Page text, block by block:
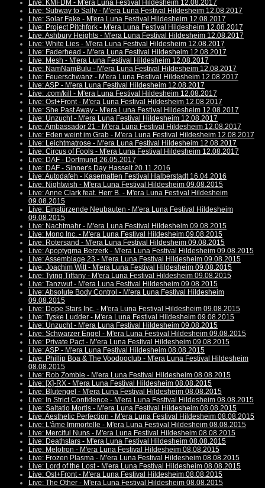
Live: KMFDM - M'era Luna Festival Hildesheim 12.08.2017
Live: Subway to Sally - M'era Luna Festival Hildesheim 12.08.2017
Live: Solar Fake - M'era Luna Festival Hildesheim 12.08.2017
Live: Project Pitchfork - M'era Luna Festival Hildesheim 12.08.2017
Live: Ashbury Heights - M'era Luna Festival Hildesheim 12.08.2017
Live: White Lies - M'era Luna Festival Hildesheim 12.08.2017
Live: Faderhead - M'era Luna Festival Hildesheim 12.08.2017
Live: Mesh - M'era Luna Festival Hildesheim 12.08.2017
Live: NamNamBulu - M'era Luna Festival Hildesheim 12.08.2017
Live: Feuerschwanz - M'era Luna Festival Hildesheim 12.08.2017
Live: ASP - M'era Luna Festival Hildesheim 12.08.2017
Live: .com/kill - M'era Luna Festival Hildesheim 12.08.2017
Live: Ost+Front - M'era Luna Festival Hildesheim 12.08.2017
Live: She Past Away - M'era Luna Festival Hildesheim 12.08.2017
Live: Unzucht - M'era Luna Festival Hildesheim 12.08.2017
Live: Ambassador 21 - M'era Luna Festival Hildesheim 12.08.2017
Live: Eden weint im Grab - M'era Luna Festival Hildesheim 12.08.2017
Live: Leichtmatrose - M'era Luna Festival Hildesheim 12.08.2017
Live: Circus of Fools - M'era Luna Festival Hildesheim 12.08.2017
Live: DAF - Dortmund 26.05.2017
Live: DAF - Sinner's Day Hasselt 20.11.2016
Live: Autodafeh - Kasematten Festival Halberstadt 16.04.2016
Live: Nightwish - M'era Luna Festival Hildesheim 09.08.2015
Live: Anne Clark feat. Herr B. - M'era Luna Festival Hildesheim
09.08.2015
Live: Einstürzende Neubauten - M'era Luna Festival Hildesheim
09.08.2015
Live: Nachtmahr - M'era Luna Festival Hildesheim 09.08.2015
Live: Mono Inc. - M'era Luna Festival Hildesheim 09.08.2015
Live: Rotersand - M'era Luna Festival Hildesheim 09.08.2015
Live: Apoptygma Berzerk - M'era Luna Festival Hildesheim 09.08.2015
Live: Assemblage 23 - M'era Luna Festival Hildesheim 09.08.2015
Live: Joachim Witt - M'era Luna Festival Hildesheim 09.08.2015
Live: Tying Tiffany - M'era Luna Festival Hildesheim 09.08.2015
Live: Tanzwut - M'era Luna Festival Hildesheim 09.08.2015
Live: Absolute Body Control - M'era Luna Festival Hildesheim
09.08.2015
Live: Dope Stars Inc. - M'era Luna Festival Hildesheim 09.08.2015
Live: Tyske Ludder - M'era Luna Festival Hildesheim 09.08.2015
Live: Unzucht - M'era Luna Festival Hildesheim 09.08.2015
Live: Schwarzer Engel - M'era Luna Festival Hildesheim 09.08.2015
Live: Private Pact - M'era Luna Festival Hildesheim 09.08.2015
Live: ASP - M'era Luna Festival Hildesheim 08.08.2015
Live: Phillip Boa & The Voodooclub - M'era Luna Festival Hildesheim
08.08.2015
Live: Rob Zombie - M'era Luna Festival Hildesheim 08.08.2015
Live: [X]-RX - M'era Luna Festival Hildesheim 08.08.2015
Live: Blutengel - M'era Luna Festival Hildesheim 08.08.2015
Live: In Strict Confidence - M'era Luna Festival Hildesheim 08.08.2015
Live: Saltatio Mortis - M'era Luna Festival Hildesheim 08.08.2015
Live: Aesthetic Perfection - M'era Luna Festival Hildesheim 08.08.2015
Live: L'âme Immortelle - M'era Luna Festival Hildesheim 08.08.2015
Live: Merciful Nuns - M'era Luna Festival Hildesheim 08.08.2015
Live: Deathstars - M'era Luna Festival Hildesheim 08.08.2015
Live: Melotron - M'era Luna Festival Hildesheim 08.08.2015
Live: Frozen Plasma - M'era Luna Festival Hildesheim 08.08.2015
Live: Lord of the Lost - M'era Luna Festival Hildesheim 08.08.2015
Live: Ost+Front - M'era Luna Festival Hildesheim 08.08.2015
Live: The Other - M'era Luna Festival Hildesheim 08.08.2015